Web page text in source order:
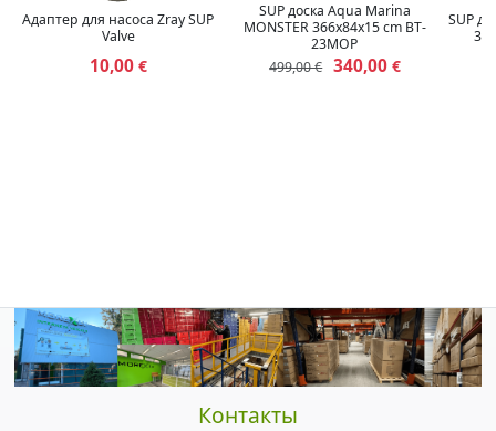
Адаптер для насоса Zray SUP
Valve
10,00€
SUP доска Aqua Marina
MONSTER 366x84x15 cm BT-
23MOP
499,00 € 340,00€
SUP
Контакты